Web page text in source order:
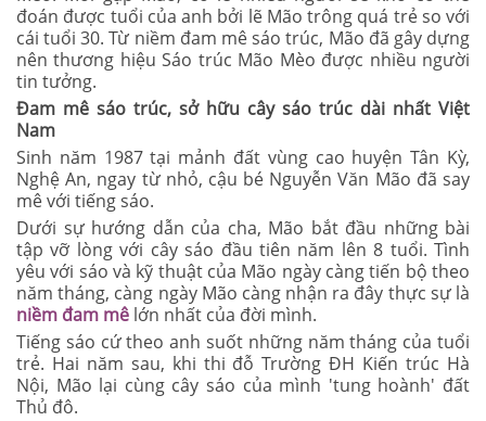
đoán được tuổi của anh bởi lẽ Mão trông quá trẻ so với
cái tuổi 30. Từ niềm đam mê sáo trúc, Mão đã gây dựng
nên thương hiệu Sáo trúc Mão Mèo được nhiều người
tin tưởng.
Đam mê sáo trúc, sở hữu cây sáo trúc dài nhất Việt
Nam
Sinh năm 1987 tại mảnh đất vùng cao huyện Tân Kỳ,
Nghệ An, ngay từ nhỏ, cậu bé Nguyễn Văn Mão đã say
mê với tiếng sáo.
Dưới sự hướng dẫn của cha, Mão bắt đầu những bài
tập vỡ lòng với cây sáo đầu tiên năm lên 8 tuổi. Tình
yêu với sáo và kỹ thuật của Mão ngày càng tiến bộ theo
năm tháng, càng ngày Mão càng nhận ra đây thực sự là
niềm đam mê lớn nhất của đời mình.
Tiếng sáo cứ theo anh suốt những năm tháng của tuổi
trẻ. Hai năm sau, khi thi đỗ Trường ĐH Kiến trúc Hà
Nội, Mão lại cùng cây sáo của mình 'tung hoành' đất
Thủ đô.